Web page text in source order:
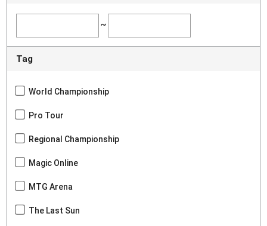
~
Tag
World Championship
Pro Tour
Regional Championship
Magic Online
MTG Arena
The Last Sun